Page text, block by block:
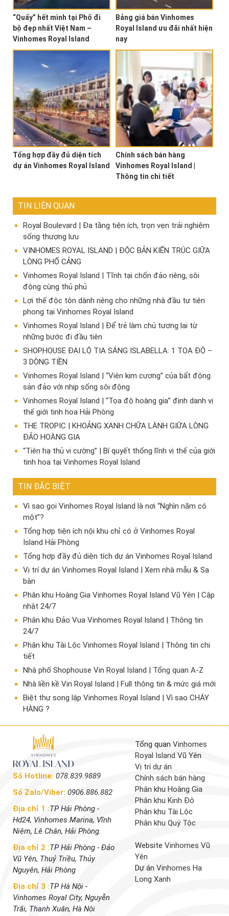
“Quẩy” hết mình tại Phố đi
bộ đẹp nhất Việt Nam –
Vinhomes Royal Island
Bảng giá bán Vinhomes
Royal Island ưu đãi nhất hiện
nay
Tổng hợp đầy đủ diện tích
dự án Vinhomes Royal Island
Chính sách bán hàng
Vinhomes Royal Island |
Thông tin chi tiết
TIN LIÊN QUAN
Royal Boulevard | Đa tầng tiện ích, trọn vẹn trải nghiệm
sống thượng lưu
VINHOMES ROYAL ISLAND | ĐỘC BẢN KIẾN TRÚC GIỮA
LÒNG PHỐ CẢNG
Vinhomes Royal Island | Tĩnh tại chốn đảo riêng, sôi
động cùng thủ phủ
Lợi thế độc tôn dành riêng cho những nhà đầu tư tiên
phong tại Vinhomes Royal Island
Vinhomes Royal Island | Để trẻ làm chủ tương lai từ
những bước đi đầu tiên
SHOPHOUSE ĐẠI LỘ TIA SÁNG ISLABELLA: 1 TỌA ĐỘ –
3 DÒNG TIỀN
Vinhomes Royal Island | “Viên kim cương” của bất động
sản đảo với nhịp sống sôi động
Vinhomes Royal Island | “Tọa độ hoàng gia” định danh vị
thế giới tinh hoa Hải Phòng
THE TROPIC | KHOẢNG XANH CHỮA LÀNH GIỮA LÒNG
ĐẢO HOÀNG GIA
“Tiên hạ thủ vi cường” | Bí quyết thống lĩnh vị thế của giới
tinh hoa tại Vinhomes Royal Island
TIN ĐẶC BIỆT
Vì sao gọi Vinhomes Royal Island là nơi “Nghìn năm có
một”?
Tổng hợp tiện ích nội khu chỉ có ở Vinhomes Royal
Island Hải Phòng
Tổng hợp đầy đủ diện tích dự án Vinhomes Royal Island
Vị trí dự án Vinhomes Royal Island | Xem nhà mẫu & Sa
bàn
Phân khu Hoàng Gia Vinhomes Royal Island Vũ Yên | Cập
nhật 24/7
Phân khu Đảo Vua Vinhomes Royal Island | Thông tin
24/7
Phân khu Tài Lộc Vinhomes Royal Island | Thông tin chi
tiết
Nhà phố Shophouse Vin Royal Island | Tổng quan A-Z
Nhà liền kề Vin Royal Island | Full thông tin & mức giá mới
​Biệt thự song lập Vinhomes Royal Island | Vì sao CHÁY
HÀNG ?
Số Hotline: 078.839.9889
Số Zalo/Viber: 0906.886.882
Địa chỉ 1 :TP Hải Phòng -
Hd24, Vinhomes Marina, Vĩnh
Niệm, Lê Chân, Hải Phòng.
Địa chỉ 2 :TP Hải Phòng - Đảo
Vũ Yên, Thuỷ Triều, Thủy
Nguyên, Hải Phòng
Địa chỉ 3 :TP Hà Nội -
Vinhomes Royal City, Nguyễn
Trãi, Thanh Xuân, Hà Nội
Tổng quan Vinhomes
Royal Island Vũ Yên
Vị trí dự án
Chính sách bán hàng
Phân khu Hoàng Gia
Phân khu Kinh Đô
Phân khu Tài Lộc
Phân khu Quý Tộc
Website Vinhomes Vũ
Yên
Dự án Vinhomes Hạ
Long Xanh